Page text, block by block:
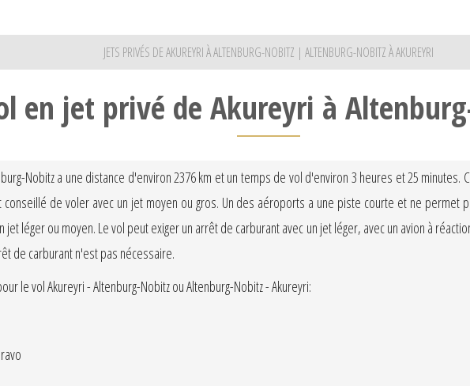
JETS PRIVÉS DE AKUREYRI À ALTENBURG-NOBITZ | ALTENBURG-NOBITZ À AKUREYRI
en jet privé de Akureyri à
Nobitz a une distance d'environ 2376 km et un temps de vol d'environ 3 heures et 25
de voler avec un jet moyen ou gros. Un des aéroports a une piste courte et ne permet
léger ou moyen. Le vol peut exiger un arrêt de carburant avec un jet léger, avec un avion à
de carburant n'est pas nécessaire.
le vol Akureyri - Altenburg-Nobitz ou Altenburg-Nobitz - Akureyri: